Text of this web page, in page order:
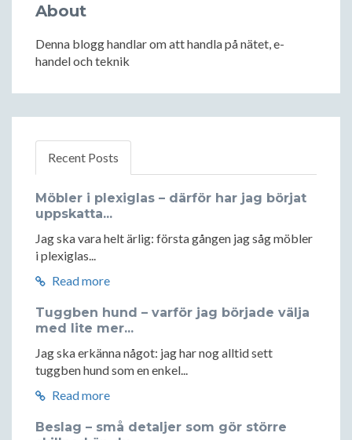
About
Denna blogg handlar om att handla på nätet, e-
handel och teknik
Recent Posts
Möbler i plexiglas – därför har jag börjat
uppskatta...
Jag ska vara helt ärlig: första gången jag såg möbler
i plexiglas...
Read more
Tuggben hund – varför jag började välja
med lite mer...
Jag ska erkänna något: jag har nog alltid sett
tuggben hund som en enkel...
Read more
Beslag – små detaljer som gör större